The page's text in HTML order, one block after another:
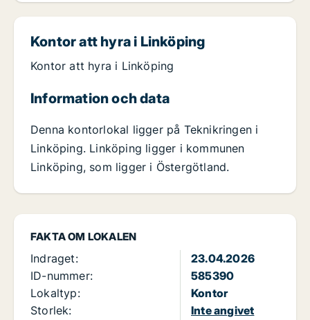
FAKTA OM LOKALEN
Indraget:
23.04.2026
ID-nummer:
585390
Lokaltyp:
Kontor
Storlek:
Inte angivet
Kontor att hyra i Linköping
Kontor att hyra i Linköping
Information och data
Denna kontorlokal ligger på Teknikringen i
Linköping. Linköping ligger i kommunen
Linköping, som ligger i Östergötland.